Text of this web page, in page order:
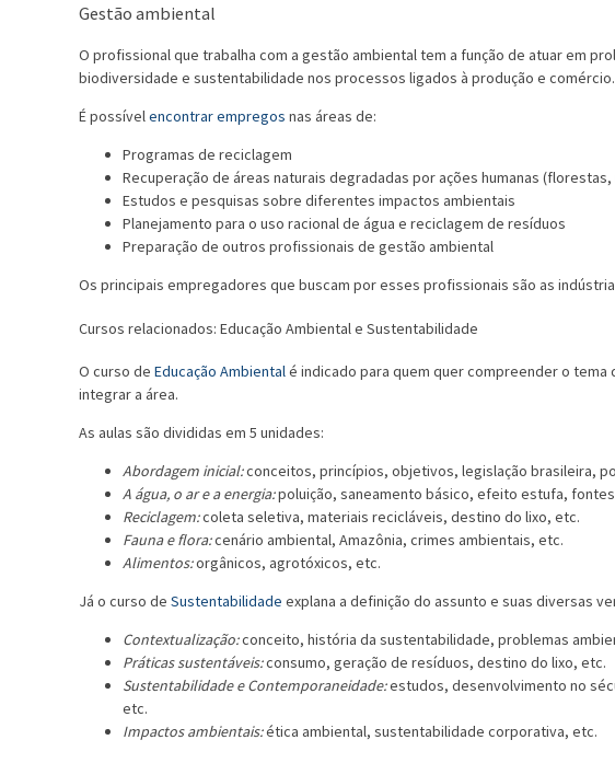
Gestão ambiental
O profissional que trabalha com a gestão ambiental tem a função de atuar em
biodiversidade e sustentabilidade nos processos ligados à produção e comércio.
É possívelencontrar empregos nas áreas de:
Programas de reciclagem
Recuperação de áreas naturais degradadas por ações humanas
Estudos e pesquisas sobre diferentes impactos ambientais
Planejamento para o uso racional de água e reciclagem de resíduos
Preparação de outros profissionais de gestão ambiental
Os principais empregadores que buscam por esses profissionais são as
Cursos relacionados: Educação Ambiental e Sustentabilidade
O curso de Educação Ambientalé indicado para quem quer compreender o tema
integrar a área.
As aulas são divididas em 5 unidades:
Abordagem inicial:conceitos, princípios, objetivos, legislação brasileira,
A água, o ar e a energia:poluição, saneamento básico, efeito estufa,
Reciclagem:coleta seletiva, materiais recicláveis, destino do lixo, etc.
Fauna e flora:cenário ambiental, Amazônia, crimes ambientais, etc.
Alimentos:orgânicos, agrotóxicos, etc.
Já o curso de Sustentabilidade explana a definição do assunto e suas diversas
Contextualização:conceito, história da sustentabilidade, problemas
Práticas sustentáveis:consumo, geração de resíduos, destino do lixo, etc.
Sustentabilidade e Contemporaneidade:estudos, desenvolvimento no
etc.
Impactos ambientais:ética ambiental, sustentabilidade corporativa, etc.